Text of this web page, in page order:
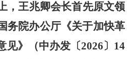
，王兆卿会长首先原文领
务院办公厅《关于加快革
见》（中办发〔2026〕14